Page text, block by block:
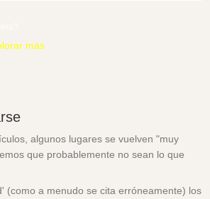
más
algunos lugares se vuelven "muy
que probablemente no sean lo que
(como a menudo se cita erróneamente) los